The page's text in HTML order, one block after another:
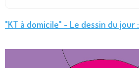
"KT à domicile" - Le dessin du jour :